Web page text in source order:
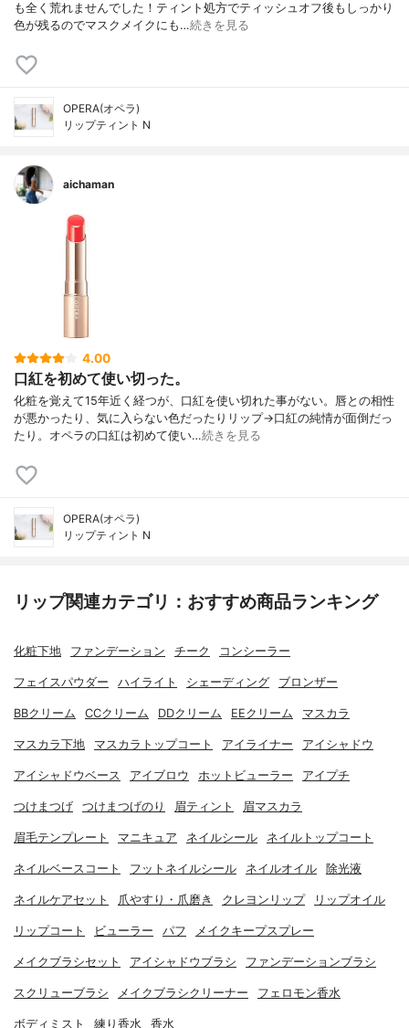
も全く荒れませんでした！ ティント処方でティッシュオフ後もしっかり
色が残るのでマスクメイクにも…続きを見る
OPERA(オペラ)
リップティント N
aichaman
4.00
口紅を初めて使い切った。
化粧を覚えて15年近く経つが、口紅を使い切れた事がない。唇との相性
が悪かったり、気に入らない色だったりリップ→口紅の純情が面倒だっ
たり。オペラの口紅は初めて使い…続きを見る
OPERA(オペラ)
リップティント N
リップ関連カテゴリ：おすすめ商品ランキング
化粧下地 ファンデーション チーク コンシーラー
フェイスパウダー ハイライト シェーディング ブロンザー
BBクリーム CCクリーム DDクリーム EEクリーム マスカラ
マスカラ下地 マスカラトップコート アイライナー アイシャドウ
アイシャドウベース アイブロウ ホットビューラー アイプチ
つけまつげ つけまつげのり 眉ティント 眉マスカラ
眉毛テンプレート マニキュア ネイルシール ネイルトップコート
ネイルベースコート フットネイルシール ネイルオイル 除光液
ネイルケアセット 爪やすり・爪磨き クレヨンリップ リップオイル
リップコート ビューラー パフ メイクキープスプレー
メイクブラシセット アイシャドウブラシ ファンデーションブラシ
スクリューブラシ メイクブラシクリーナー フェロモン香水
ボディミスト 練り香水 香水